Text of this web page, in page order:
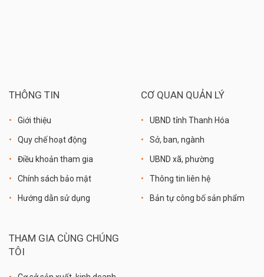
THÔNG TIN
Giới thiệu
Quy chế hoạt động
Điều khoản tham gia
Chính sách bảo mật
Hướng dẫn sử dụng
CƠ QUAN QUẢN LÝ
UBND tỉnh Thanh Hóa
Sở, ban, ngành
UBND xã, phường
Thông tin liên hệ
Bản tự công bố sản phẩm
THAM GIA CÙNG CHÚNG
TÔI